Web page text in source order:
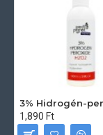
1,890 Ft